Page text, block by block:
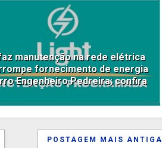
manutenção na rede elétrica
fornecimento de energia
Engenheiro Pedreira; confira
POSTAGEM MAIS ANTIGA